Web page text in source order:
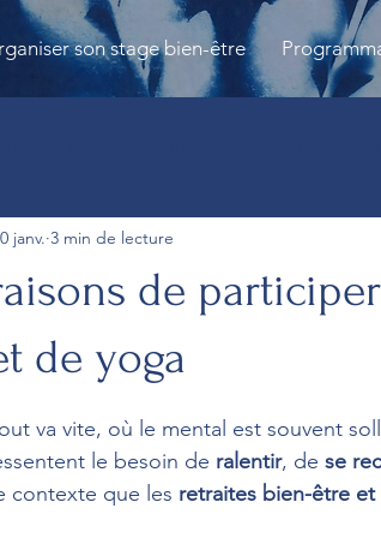
son stage bien-être
Retraie bien-être
être
Bain sonore Sororité Retraite
de
de yoga
janv. 3 min de lecture
5.
va vite, où le mental est souvent
le besoin de ralentir, de se
contexte que les retraites bien-être